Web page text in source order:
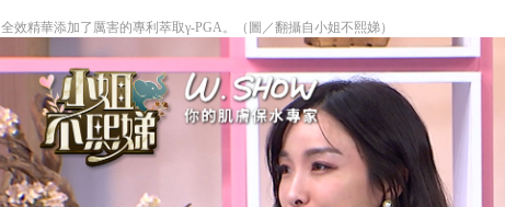
效精華添加了厲害的專利萃取γ-PGA。（圖／翻攝自小姐不熙娣）